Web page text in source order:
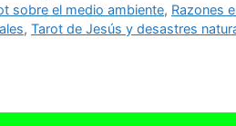
sobre el medio ambiente, Razones
, Tarot de Jesús y desastres